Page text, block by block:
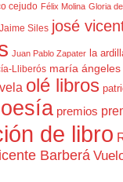
cejudo Félix Molina Gloria
Jaime Siles josé
Juan Pablo Zapater la
Lliberós maría
olé libros
premios
de libro
Barberá